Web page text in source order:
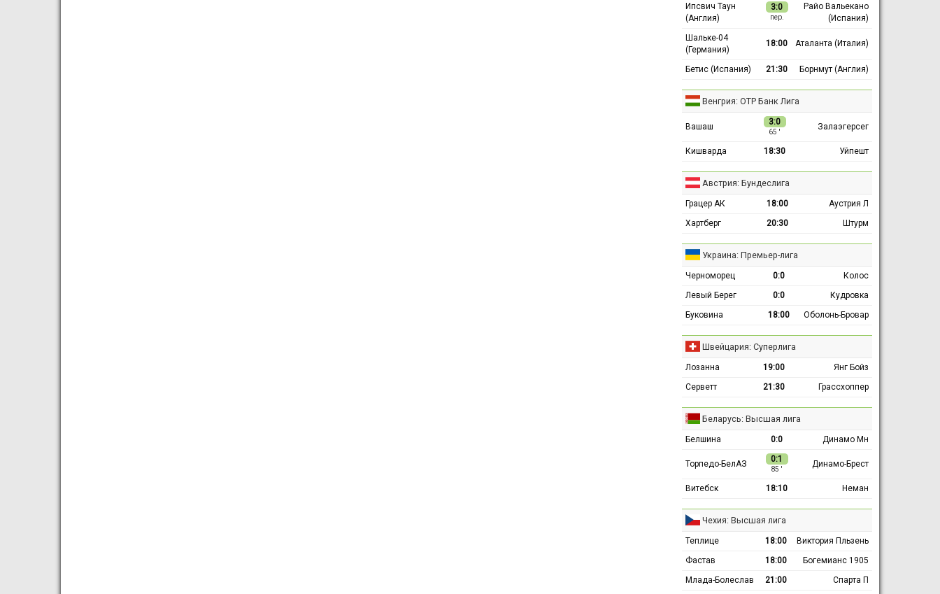
Ипсвич Таун
(Англия)
3:0
пер.
Райо Вальекано
(Испания)
Шальке-04
(Германия)
18:00 Аталанта (Италия)
Бетис (Испания) 21:30 Борнмут (Англия)
Венгрия: ОТР Банк Лига
Вашаш 3:0
65 ′
Залаэгерсег
Кишварда 18:30 Уйпешт
Австрия: Бундеслига
Грацер АК 18:00
Аустрия Л
Хартберг
20:30 Штурм
Украина: Премьер-лига
Черноморец 0:0
Колос
Левый Берег
0:0
Кудровка
Буковина
18:00 Оболонь-Бровар
Швейцария: Суперлига
Лозанна 19:00
Янг Бойз
Серветт
21:30 Грассхоппер
Беларусь: Высшая лига
Белшина 0:0 Динамо Мн
Торпедо-БелАЗ 0:1
85 ′
Динамо-Брест
Витебск 18:10 Неман
Чехия: Высшая лига
Теплице 18:00
Виктория Пльзень
Фастав
18:00
Богемианс 1905
Млада-Болеслав
21:00 Спарта П